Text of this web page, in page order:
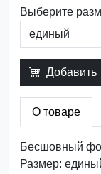
Выберите
Добавить
О товаре
Бесшовный
Размер: